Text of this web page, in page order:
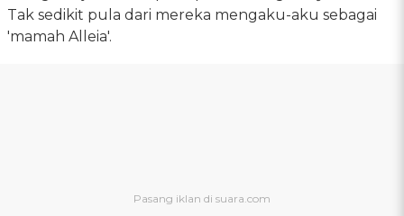
Tak sedikit pula dari mereka mengaku-aku sebagai
'mamah Alleia'.